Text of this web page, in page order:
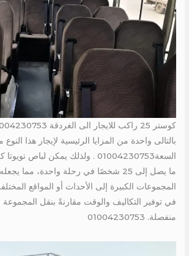
كوستر 25 راكب للايجار الى الغردقة 01004230753
بالتالى واحدة من المزايا الرئيسية لإيجار هذا
ما يصل إلى 25 شخصًا في رحلة واحدة، مما
المجموعات الكبيرة إلى الأحداث أو المواقع
في توفير التكاليف والوقت مقارنةً بنقل
منفصلة. 01004230753